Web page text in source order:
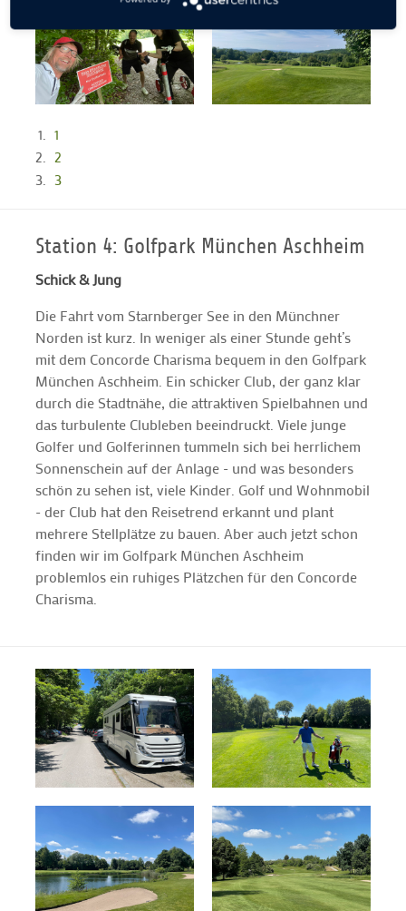
1
2
3
Station 4: Golfpark München Aschheim
Schick & Jung
Die Fahrt vom Starnberger See in den Münchner
Norden ist kurz. In weniger als einer Stunde geht’s
mit dem Concorde Charisma bequem in den Golfpark
München Aschheim. Ein schicker Club, der ganz klar
durch die Stadtnähe, die attraktiven Spielbahnen und
das turbulente Clubleben beeindruckt. Viele junge
Golfer und Golferinnen tummeln sich bei herrlichem
Sonnenschein auf der Anlage - und was besonders
schön zu sehen ist, viele Kinder. Golf und Wohnmobil
- der Club hat den Reisetrend erkannt und plant
mehrere Stellplätze zu bauen. Aber auch jetzt schon
finden wir im Golfpark München Aschheim
problemlos ein ruhiges Plätzchen für den Concorde
Charisma.